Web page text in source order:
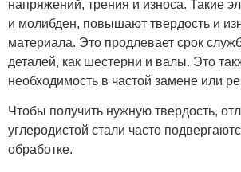
напряжений, трения и износа. Такие
и молибден, повышают твердость и
материала. Это продлевает срок
деталей, как шестерни и валы. Это
необходимость в частой замене или
Чтобы получить нужную твердость,
углеродистой стали часто
обработке.